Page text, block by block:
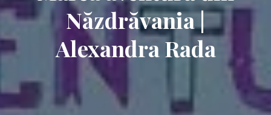
Năzdrăvania |
Alexandra Rada